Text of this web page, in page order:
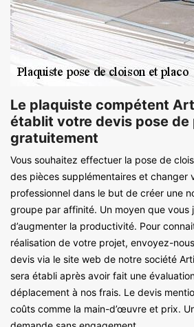
Le plaquiste compétent
établit votre devis pose de
gratuitement
Vous souhaitez effectuer la pose de
des pièces supplémentaires et changer
professionnel dans le but de créer une
groupe par affinité. Un moyen que vous
d’augmenter la productivité. Pour
réalisation de votre projet, envoyez-
devis via le site web de notre société
sera établi après avoir fait une
déplacement à nos frais. Le devis
coûts comme la main-d’œuvre et prix.